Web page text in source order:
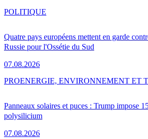
Quatre pays européens mettent en garde
Russie pour l'Ossétie du Sud
07.08.2026
POLITIQUE
Panneaux solaires et puces : Trump impose
polysilicium
07.08.2026
PROENERGIE, ENVIRONNEMENT ET